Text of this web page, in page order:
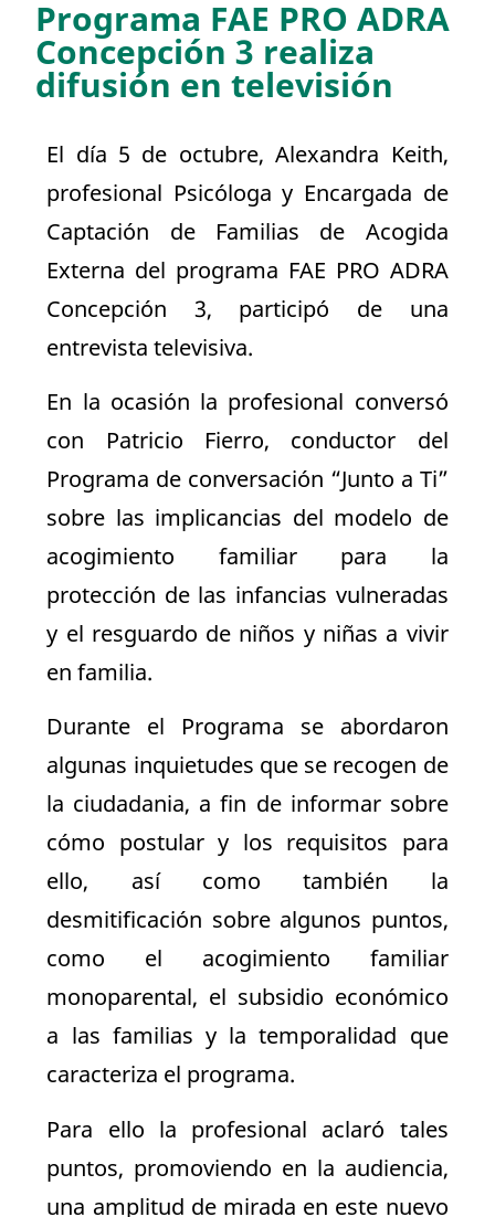
Programa FAE PRO ADRA
Concepción 3 realiza
difusión en televisión
El día 5 de octubre, Alexandra Keith,
profesional Psicóloga y Encargada de
Captación de Familias de Acogida
Externa del programa FAE PRO ADRA
Concepción 3, participó de una
entrevista televisiva.
En la ocasión la profesional conversó
con Patricio Fierro, conductor del
Programa de conversación “Junto a Ti”
sobre las implicancias del modelo de
acogimiento familiar para la
protección de las infancias vulneradas
y el resguardo de niños y niñas a vivir
en familia.
Durante el Programa se abordaron
algunas inquietudes que se recogen de
la ciudadania, a fin de informar sobre
cómo postular y los requisitos para
ello, así como también la
desmitificación sobre algunos puntos,
como el acogimiento familiar
monoparental, el subsidio económico
a las familias y la temporalidad que
caracteriza el programa.
Para ello la profesional aclaró tales
puntos, promoviendo en la audiencia,
una amplitud de mirada en este nuevo